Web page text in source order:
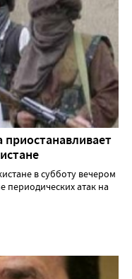
приостанавливает
в субботу вечером
атак на